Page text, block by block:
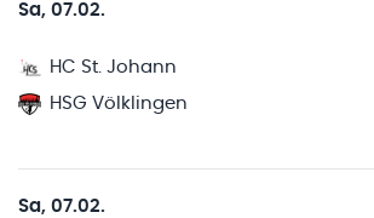
Sa, 07.02.
HC St. Johann
HSG Völklingen
Sa, 07.02.